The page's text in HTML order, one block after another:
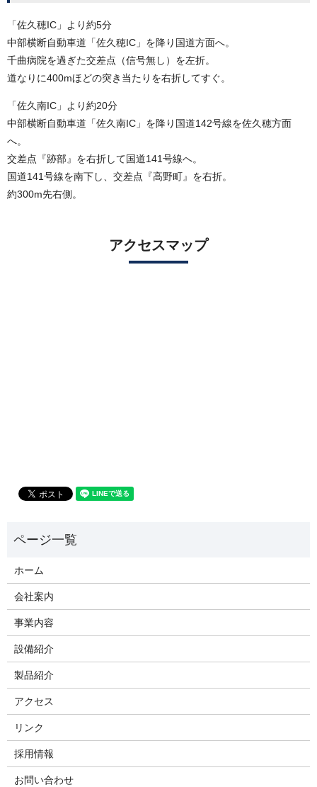
「佐久穂IC」より約5分
中部横断自動車道「佐久穂IC」を降り国道方面へ。
千曲病院を過ぎた交差点（信号無し）を左折。
道なりに400mほどの突き当たりを右折してすぐ。
「佐久南IC」より約20分
中部横断自動車道「佐久南IC」を降り国道142号線を佐久穂方面
へ。
交差点『跡部』を右折して国道141号線へ。
国道141号線を南下し、交差点『高野町』を右折。
約300m先右側。
アクセスマップ
ホーム
会社案内
事業内容
設備紹介
製品紹介
アクセス
リンク
採用情報
お問い合わせ